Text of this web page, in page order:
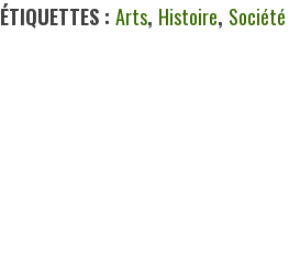
ÉTIQUETTES :Arts, Histoire, Société